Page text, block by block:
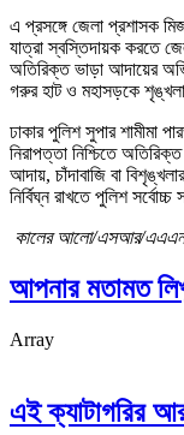
এ প্রসঙ্গে জেলা প্রশাসক
যাত্রা স্বস্তিদায়ক করতে
অতিরিক্ত ভাড়া আদায়ের
গরুর হাট ও মহাসড়কে শৃঙ্খলা
ঢাকার পুলিশ সুপার শামীমা
নিরাপত্তা নিশ্চিতে
আদায়, চাঁদাবাজি বা
নির্বিঘ্ন রাখতে পুলিশ
কালের আলো/এসআর/এএএন
আপনার মতামত
Array
এই ক্যাটাগরির